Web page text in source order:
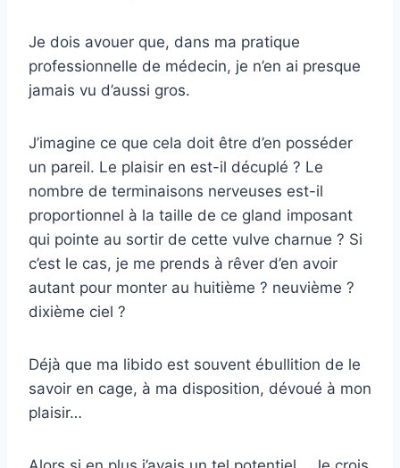
Je dois avouer que, dans ma pratique
professionnelle de médecin, je n’en ai presque
jamais vu d’aussi gros.
J’imagine ce que cela doit être d’en posséder
un pareil. Le plaisir en est-il décuplé ? Le
nombre de terminaisons nerveuses est-il
proportionnel à la taille de ce gland imposant
qui pointe au sortir de cette vulve charnue ? Si
c’est le cas, je me prends à rêver d’en avoir
autant pour monter au huitième ? neuvième ?
dixième ciel ?
Déjà que ma libido est souvent ébullition de le
savoir en cage, à ma disposition, dévoué à mon
plaisir…